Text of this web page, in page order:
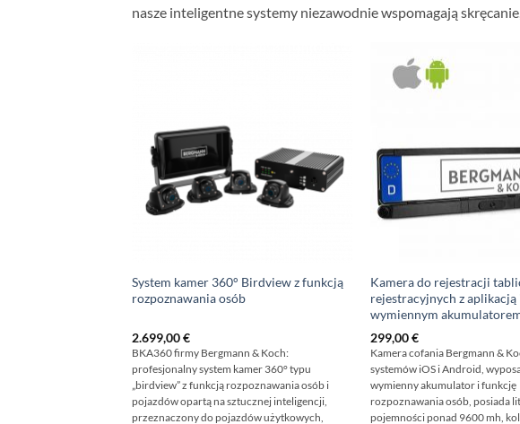
nasze inteligentne systemy niezawodnie wspomagają
System kamer 360° Birdview z funkcją
rozpoznawania osób
2.699,00€
BKA360 firmy Bergmann & Koch:
profesjonalny system kamer 360° typu
„birdview” z funkcją rozpoznawania osób i
pojazdów opartą na sztucznej inteligencji,
przeznaczony do pojazdów użytkowych,
Kamera do rejestracji
rejestracyjnych z aplikacją
wymiennym
299,00€
Kamera cofania Bergmann &
systemów iOS i Android,
wymienny akumulator i funkcję
rozpoznawania osób, posiada
pojemności ponad 9600 mh,